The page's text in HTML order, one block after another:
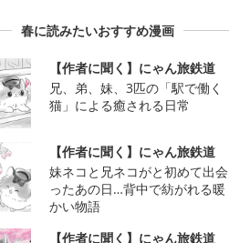
春に読みたいおすすめ漫画
【作者に聞く】にゃん旅鉄道
兄、弟、妹、3匹の「駅で働く
猫」による癒される日常
【作者に聞く】にゃん旅鉄道
妹ネコと兄ネコがと初めて出会
ったあの日…背中で紡がれる暖
かい物語
【作者に聞く】にゃん旅鉄道